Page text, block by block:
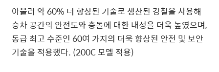
아울러 약 60% 더 향상된 기술로 생산된 강철을 사용해
승차 공간의 안전도와 충돌에 대한 내성을 더욱 높였으며,
동급 최고 수준인 60여 가지의 더욱 향상된 안전 및 보안
기술을 적용했다. (200C 모델 적용)